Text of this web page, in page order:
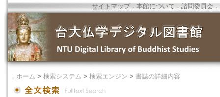
サイトマップ．本館について ． 諮問委員会 ．
． ホーム > 検索システム > 検索エンジン > 書誌の詳細内容